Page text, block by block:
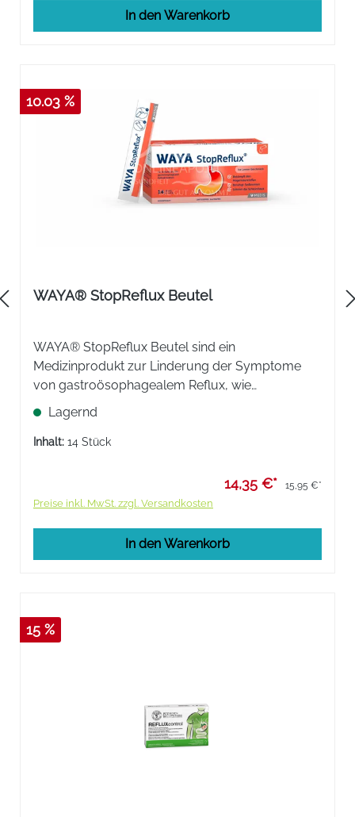
In den Warenkorb
10.03 %
WAYA® StopReflux Beutel
WAYA® StopReflux Beutel sind ein
Medizinprodukt zur Linderung der Symptome
von gastroösophagealem Reflux, wie
Sodbrennen, Sodbrennen während der
Schwangerschaft, Magensäurereflux,
Refluxösophagitis, Schwierigkeiten und
Lagernd
Inhalt: 14 Stück
14,35 €* 15,95 €*
Preise inkl. MwSt. zzgl. Versandkosten
In den Warenkorb
15 %